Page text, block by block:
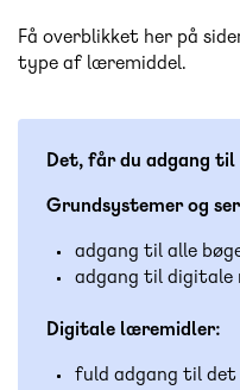
Få overblikket her på
type af læremiddel.
Det, får du adgang til
Grundsystemer og
adgang til alle
adgang til digitale
Digitale læremidler:
fuld adgang til